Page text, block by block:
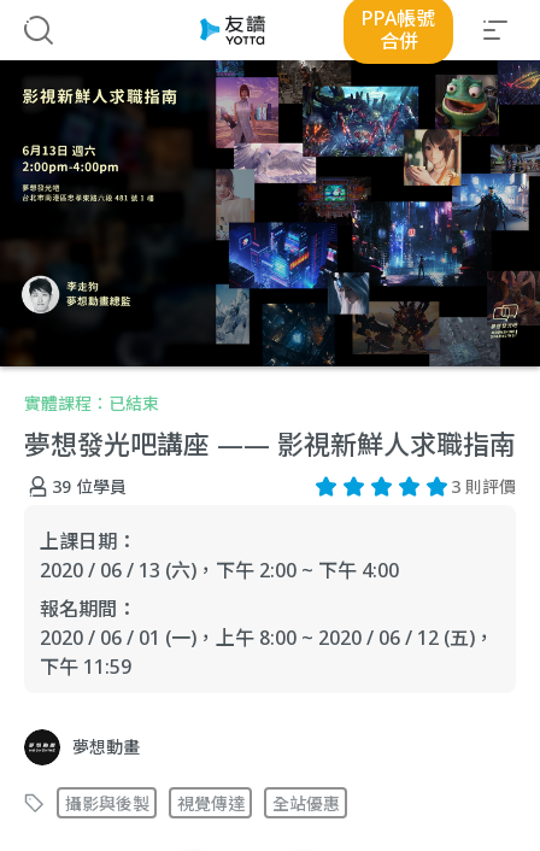
PPA帳號
合併
實體課程： 已結束
夢想發光吧講座 —— 影視新鮮人求職指南
39 位學員 3 則評價
上課日期：
2020 / 06 / 13 (六) ，下午 2:00 ~ 下午 4:00
報名期間：
2020 / 06 / 01 (一) ，上午 8:00 ~ 2020 / 06 / 12 (五) ，
下午 11:59
夢想動畫
攝影與後製 視覺傳達 全站優惠